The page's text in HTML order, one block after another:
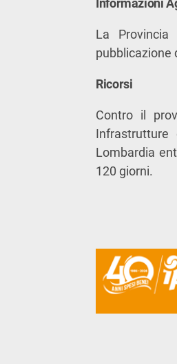
La
pubblicazione
Ricorsi
Contro il
Lombardia
120 giorni.